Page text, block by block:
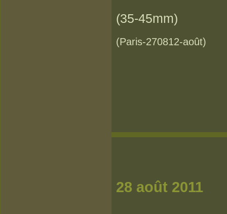
(35-45mm)
(Paris-270812-août)
28 août 2011